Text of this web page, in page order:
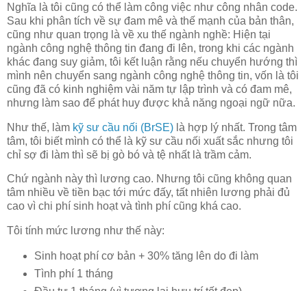
Nghĩa là tôi cũng có thể làm công việc như công nhân code.
Sau khi phân tích về sự đam mê và thế mạnh của bản thân,
cũng như quan trọng là về xu thế ngành nghề: Hiện tại
ngành công nghệ thông tin đang đi lên, trong khi các ngành
khác đang suy giảm, tôi kết luận rằng nếu chuyển hướng thì
mình nên chuyển sang ngành công nghệ thông tin, vốn là tôi
cũng đã có kinh nghiệm vài năm tự lập trình và có đam mê,
nhưng làm sao để phát huy được khả năng ngoại ngữ nữa.
Như thế, làm kỹ sư cầu nối (BrSE) là hợp lý nhất. Trong tâm
tâm, tôi biết mình có thể là kỹ sư cầu nối xuất sắc nhưng tôi
chỉ sợ đi làm thì sẽ bị gò bó và tệ nhất là trầm cảm.
Chứ ngành này thì lương cao. Nhưng tôi cũng không quan
tâm nhiều về tiền bạc tới mức đấy, tất nhiên lương phải đủ
cao vì chi phí sinh hoạt và tình phí cũng khá cao.
Tôi tính mức lương như thế này:
Sinh hoạt phí cơ bản + 30% tăng lên do đi làm
Tình phí 1 tháng